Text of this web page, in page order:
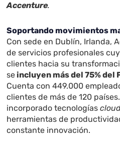
Accenture.
Soportando movimientos
Con sede en Dublín, Irlanda,
de servicios profesionales
clientes hacia su
se incluyen más del 75% del
Cuenta con 449.000
clientes de más de 120
incorporado tecnologías
herramientas de
constante innovación.